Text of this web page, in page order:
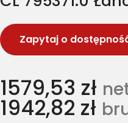
Zapytaj o
1579,53 zł
1942,82 zł